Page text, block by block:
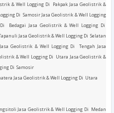
& Well Logging Di Pakpak Jasa Geolistrik &
Di Samosir Jasa Geolistrik & Well Logging
Bedagai Jasa Geolistrik & Well Logging Di
Jasa Geolistrik & Well Logging Di Selatan
Geolistrik & Well Logging Di Tengah Jasa
& Well Logging Di Utara Jasa Geolistrik &
Di Samosir
Jasa Geolistrik & Well Logging Di Utara
Jasa Geolistrik & Well Logging Di Medan